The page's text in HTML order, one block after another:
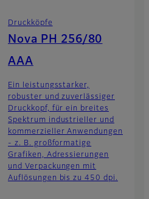
Druckköpfe
Nova PH 256/80
AAA
Ein leistungsstarker,
robuster und zuverlässiger
Druckkopf, für ein breites
Spektrum industrieller und
kommerzieller Anwendungen
- z. B. großformatige
Grafiken, Adressierungen
und Verpackungen mit
Auflösungen bis zu 450 dpi.